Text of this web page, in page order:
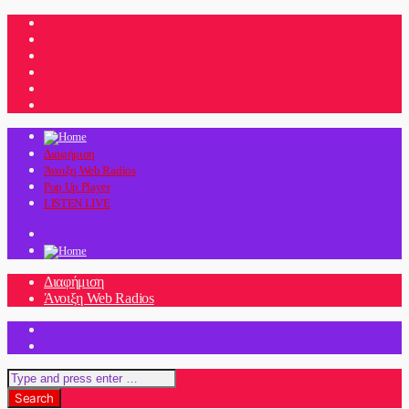
Διαφήμιση
Άνοιξη Web Radios
Pop Up Player
LISTEN LIVE
Διαφήμιση
Άνοιξη Web Radios